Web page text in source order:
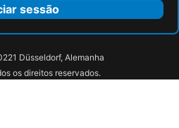
Chillten Bottrop
elaya hotel oberhausen, Trademark Collection by Wyndham
sessão
Düsseldorf, Alemanha
os direitos reservados.